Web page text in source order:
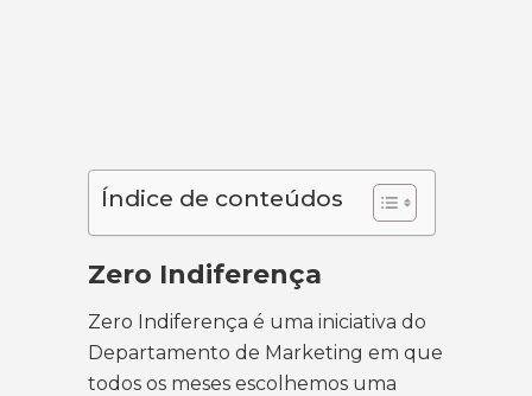
Índice de conteúdos
Zero Indiferença
Zero Indiferença é uma iniciativa do
Departamento de Marketing em que
todos os meses escolhemos uma